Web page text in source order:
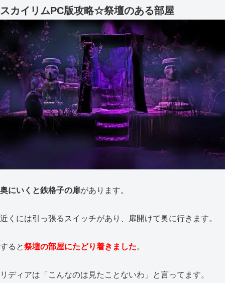
スカイリムPC版攻略☆祭壇のある部屋
奥にいくと鉄格子の扉があります。
近くには引っ張るスイッチがあり、扉開けて奥に行きます。
すると祭壇の部屋にたどり着きました。
リディアは「こんなのは見たことないわ」と言ってます。